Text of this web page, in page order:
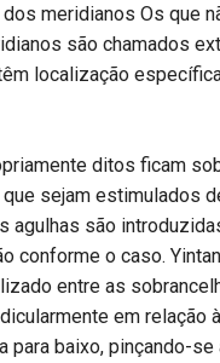
meridianos Os que
são chamados
localização
ditos ficam
sejam estimulados
agulhas são
conforme o caso.
entre as
em relação
para baixo, pinçando-se